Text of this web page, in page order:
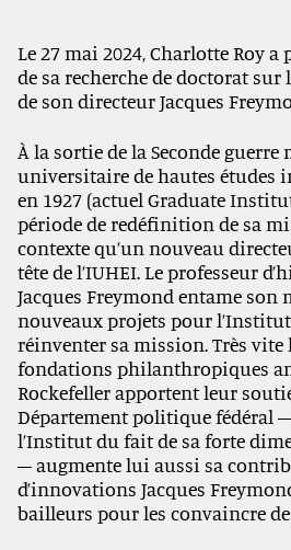
Le 27 mai 2024, Charlotte Roy a
de sa recherche de doctorat sur l
de son directeur Jacques
À la sortie de la Seconde guerre
universitaire de hautes études
en 1927 (actuel Graduate
période de redéfinition de sa
contexte qu’un nouveau
tête de l’IUHEI. Le professeur
Jacques Freymond entame son
nouveaux projets pour
réinventer sa mission. Très vite
fondations philanthropiques
Rockefeller apportent leur
Département politique fédéral
l’Institut du fait de sa forte
– augmente lui aussi sa
d’innovations Jacques
bailleurs pour les convaincre